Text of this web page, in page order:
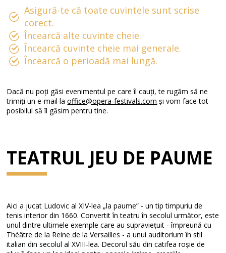
Asigură-te că toate cuvintele sunt scrise
corect.
Încearcă alte cuvinte cheie.
Încearcă cuvinte cheie mai generale.
Încearcă o perioadă mai lungă.
Dacă nu poți găsi evenimentul pe care îl cauți, te rugăm să ne
trimiți un e-mail laoffice@opera-festivals.com și vom face tot
posibilul să îl găsim pentru tine.
TEATRUL JEU DE PAUME
Aici a jucat Ludovic al XIV-lea „la paume” - un tip timpuriu de
tenis interior din 1660. Convertit în teatru în secolul următor, este
unul dintre ultimele exemple care au supraviețuit - împreună cu
Théâtre de la Reine de la Versailles - a unui auditorium în stil
italian din secolul al XVIII-lea. Decorul său din catifea roșie de